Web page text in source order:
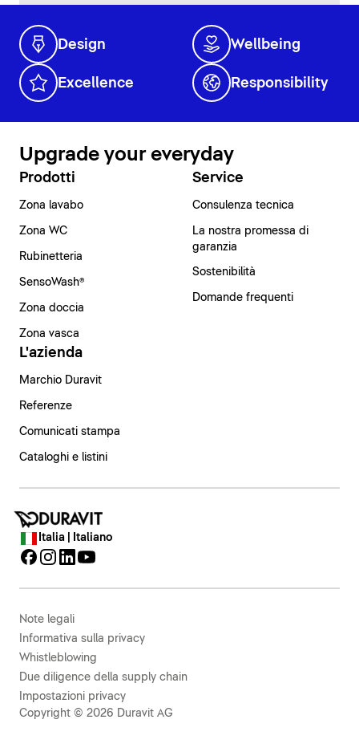
Design Wellbeing
Excellence Responsibility
Upgrade your everyday
Prodotti
Zona lavabo
Zona WC
Rubinetteria
SensoWash®
Zona doccia
Zona vasca
Service
Consulenza tecnica
La nostra promessa di
garanzia
Sostenibilità
Domande frequenti
L'azienda
Marchio Duravit
Referenze
Comunicati stampa
Cataloghi e listini
Italia | Italiano
Note legali
Informativa sulla privacy
Whistleblowing
Due diligence della supply chain
Impostazioni privacy
Copyright © 2026 Duravit AG